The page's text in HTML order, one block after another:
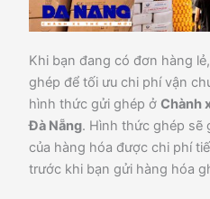
Khi bạn đang có đơn hàng
ghép để tối ưu chi phí vận
hình thức gửi ghép ởChành
Đà Nẵng. Hình thức ghép sẽ
của hàng hóa được chi phí
trước khi bạn gửi hàng hóa